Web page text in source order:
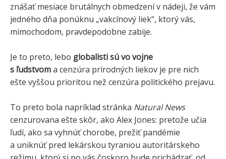
znášať mesiace brutálnych obmedzení v nádeji, že vám
jedného dňa ponúknu „vakcínový liek“, ktorý vás,
mimochodom, pravdepodobne zabije.
Je to preto, lebo globalisti sú vo vojne
s ľudstvoma cenzúra prírodných liekov je pre nich
ešte vyššou prioritou než cenzúra politického prejavu.
To preto bola napríklad stránka Natural News
cenzurovana ešte skôr, ako Alex Jones: pretože učia
ľudí, ako sa vyhnúť chorobe, prežiť pandémie
a uniknúť pred lekárskou tyraniou autoritárskeho